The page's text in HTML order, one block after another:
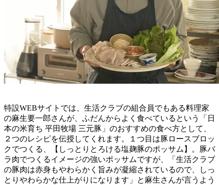
特設WEBサイトでは、生活クラブの組合員でもある料理家
の麻生要一郎さんが、ふだんからよく食べているという「日
本の米育ち 平田牧場 三元豚」のおすすめの食べ方として、
２つのレシピを伝授してくれます。１つ目は豚ロースブロッ
クでつくる、【しっとりとろける塩麹豚のポッサム】。豚バ
ラ肉でつくるイメージの強いポッサムですが、「生活クラブ
の豚肉は赤身もやわらかく旨みが凝縮されているので、しっ
とりやわらかな仕上がりになります」と麻生さんが言うよう